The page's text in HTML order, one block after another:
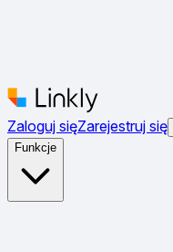
Zaloguj sięZarejestruj się
Funkcje